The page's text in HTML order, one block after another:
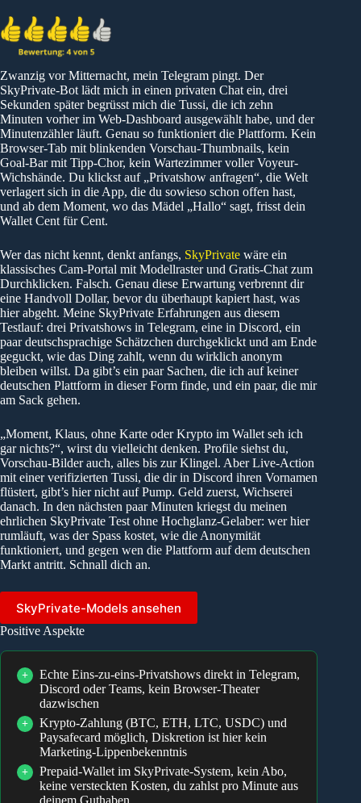
Zwanzig vor Mitternacht, mein Telegram pingt. Der
SkyPrivate-Bot lädt mich in einen privaten Chat ein, drei
Sekunden später begrüsst mich die Tussi, die ich zehn
Minuten vorher im Web-Dashboard ausgewählt habe, und der
Minutenzähler läuft. Genau so funktioniert die Plattform. Kein
Browser-Tab mit blinkenden Vorschau-Thumbnails, kein
Goal-Bar mit Tipp-Chor, kein Wartezimmer voller Voyeur-
Wichshände. Du klickst auf „Privatshow anfragen“, die Welt
verlagert sich in die App, die du sowieso schon offen hast,
und ab dem Moment, wo das Mädel „Hallo“ sagt, frisst dein
Wallet Cent für Cent.
Wer das nicht kennt, denkt anfangs, SkyPrivate wäre ein
klassisches Cam-Portal mit Modellraster und Gratis-Chat zum
Durchklicken. Falsch. Genau diese Erwartung verbrennt dir
eine Handvoll Dollar, bevor du überhaupt kapiert hast, was
hier abgeht. Meine SkyPrivate Erfahrungen aus diesem
Testlauf: drei Privatshows in Telegram, eine in Discord, ein
paar deutschsprachige Schätzchen durchgeklickt und am Ende
geguckt, wie das Ding zahlt, wenn du wirklich anonym
bleiben willst. Da gibt’s ein paar Sachen, die ich auf keiner
deutschen Plattform in dieser Form finde, und ein paar, die mir
am Sack gehen.
„Moment, Klaus, ohne Karte oder Krypto im Wallet seh ich
gar nichts?“, wirst du vielleicht denken. Profile siehst du,
Vorschau-Bilder auch, alles bis zur Klingel. Aber Live-Action
mit einer verifizierten Tussi, die dir in Discord ihren Vornamen
flüstert, gibt’s hier nicht auf Pump. Geld zuerst, Wichserei
danach. In den nächsten paar Minuten kriegst du meinen
ehrlichen SkyPrivate Test ohne Hochglanz-Gelaber: wer hier
rumläuft, was der Spass kostet, wie die Anonymität
funktioniert, und gegen wen die Plattform auf dem deutschen
Markt antritt. Schnall dich an.
SkyPrivate-Models ansehen
Positive Aspekte
+
Echte Eins-zu-eins-Privatshows direkt in Telegram,
Discord oder Teams, kein Browser-Theater
dazwischen
+
Krypto-Zahlung (BTC, ETH, LTC, USDC) und
Paysafecard möglich, Diskretion ist hier kein
Marketing-Lippenbekenntnis
+
Prepaid-Wallet im SkyPrivate-System, kein Abo,
keine versteckten Kosten, du zahlst pro Minute aus
deinem Guthaben